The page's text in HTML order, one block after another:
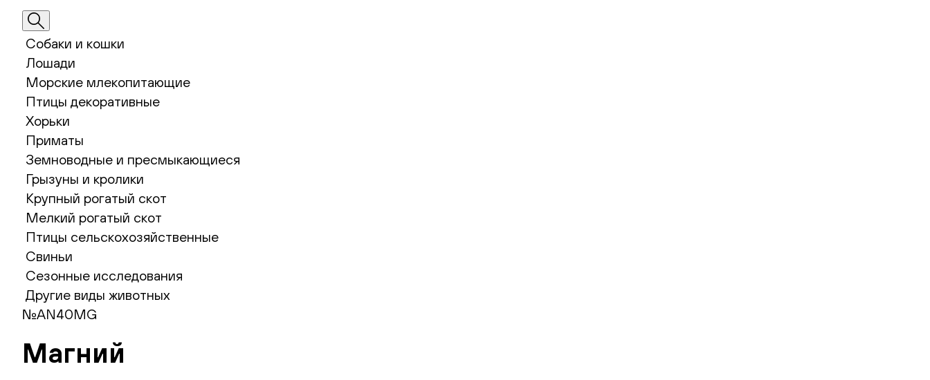
Собаки и кошки
Лошади
Морские млекопитающие
Птицы декоративные
Хорьки
Приматы
Земноводные и пресмыкающиеся
Грызуны и кролики
Крупный рогатый скот
Мелкий рогатый скот
Птицы сельскохозяйственные
Свиньи
Сезонные исследования
Другие виды животных
№AN40MG
Магний